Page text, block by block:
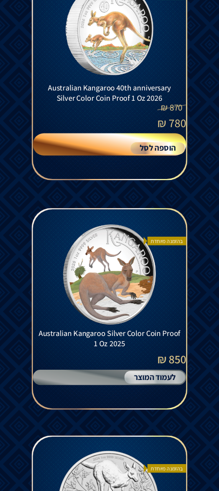
Australian Kangaroo 40th anniversary
Silver Color Coin Proof 1 Oz 2026
870
₪
780
₪
הוספה לסל
בהזמנה מיוחדת
Australian Kangaroo Silver Color Coin Proof
1 Oz 2025
850 ₪
לעמוד המוצר
בהזמנה מיוחדת